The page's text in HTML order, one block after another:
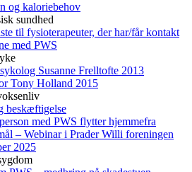
og kaloriebehov
sundhed
til fysioterapeuter, der har/får kontakt
med PWS
Susanne Frelltofte 2013
Tony Holland 2015
beskæftigelse
med PWS flytter hjemmefra
– Webinar i Prader Willi foreningen
2025